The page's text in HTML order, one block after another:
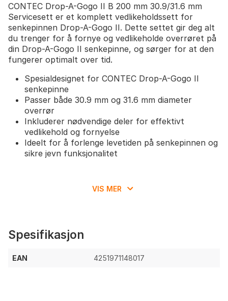
CONTEC Drop-A-Gogo II B 200 mm 30.9/31.6 mm
Servicesett er et komplett vedlikeholdssett for
senkepinnen Drop-A-Gogo II. Dette settet gir deg alt
du trenger for å fornye og vedlikeholde overrøret på
din Drop-A-Gogo II senkepinne, og sørger for at den
fungerer optimalt over tid.
Spesialdesignet for CONTEC Drop-A-Gogo II
senkepinne
Passer både 30.9 mm og 31.6 mm diameter
overrør
Inkluderer nødvendige deler for effektivt
vedlikehold og fornyelse
Ideelt for å forlenge levetiden på senkepinnen og
sikre jevn funksjonalitet
VIS MER
Spesifikasjon
EAN 4251971148017